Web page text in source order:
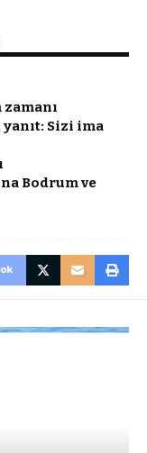
yanıt: Sizi ima
Bodrum ve